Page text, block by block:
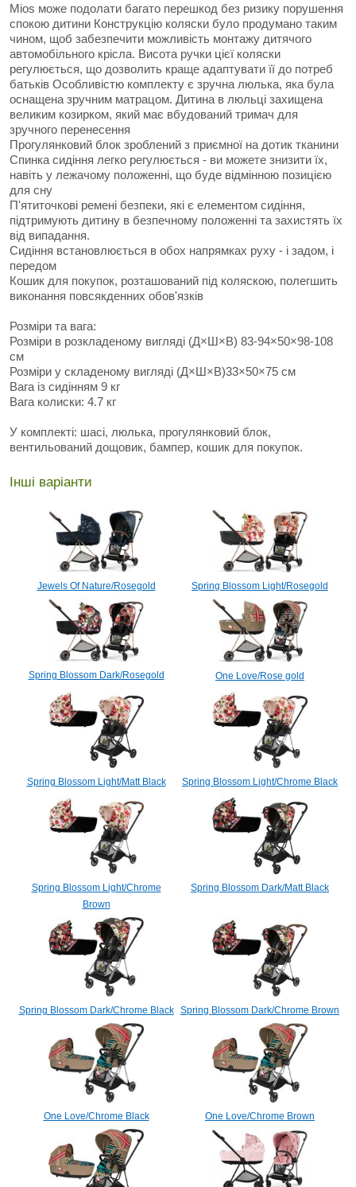
Mios може подолати багато перешкод без ризику порушення
спокою дитини Конструкцію коляски було продумано таким
чином, щоб забезпечити можливість монтажу дитячого
автомобільного крісла. Висота ручки цієї коляски
регулюється, що дозволить краще адаптувати її до потреб
батьків Особливістю комплекту є зручна люлька, яка була
оснащена зручним матрацом. Дитина в люльці захищена
великим козирком, який має вбудований тримач для
зручного перенесення
Прогулянковий блок зроблений з приємної на дотик тканини
Спинка сидіння легко регулюється - ви можете знизити їх,
навіть у лежачому положенні, що буде відмінною позицією
для сну
П'ятиточкові ремені безпеки, які є елементом сидіння,
підтримують дитину в безпечному положенні та захистять їх
від випадання.
Сидіння встановлюється в обох напрямках руху - і задом, і
передом
Кошик для покупок, розташований під коляскою, полегшить
виконання повсякденних обов'язків
Розміри та вага:
Розміри в розкладеному вигляді (Д×Ш×В) 83-94×50×98-108
см
Розміри у складеному вигляді (Д×Ш×В)33×50×75 см
Вага із сидінням 9 кг
Вага колиски: 4.7 кг
У комплекті: шасі, люлька, прогулянковий блок,
вентильований дощовик, бампер, кошик для покупок.
Інші варіанти
Jewels Of Nature/Rosegold Spring Blossom Light/Rosegold
Spring Blossom Dark/Rosegold One Love/Rose gold
Spring Blossom Light/Matt Black Spring Blossom Light/Chrome Black
Spring Blossom Light/Chrome
Brown
Spring Blossom Dark/Matt Black
Spring Blossom Dark/Chrome Black Spring Blossom Dark/Chrome Brown
One Love/Chrome Black One Love/Chrome Brown